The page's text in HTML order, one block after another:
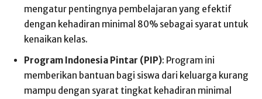
mengatur pentingnya pembelajaran yang efektif
dengan kehadiran minimal 80% sebagai syarat untuk
kenaikan kelas.
Program Indonesia Pintar (PIP): Program ini
memberikan bantuan bagi siswa dari keluarga kurang
mampu dengan syarat tingkat kehadiran minimal